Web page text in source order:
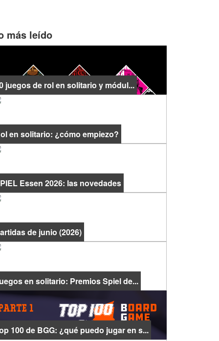
más leído
juegos de rol en solitario y módul...
en solitario: ¿cómo empiezo?
Essen 2026: las novedades
de junio (2026)
en solitario: Premios Spiel de...
100 de BGG: ¿qué puedo jugar en s...